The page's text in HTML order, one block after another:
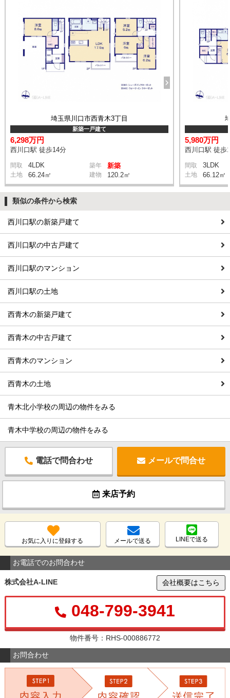
埼玉県川口市西青木3丁目
新築一戸建て
6,298万円
西川口駅 徒歩14分
間取 4LDK 築年 新築
土地 66.24㎡ 建物 120.2㎡
5,980万円
西川口駅 徒歩
間取 3LDK
土地 66.12㎡
類似の条件から検索
西川口駅の新築戸建て
西川口駅の中古戸建て
西川口駅のマンション
西川口駅の土地
西青木の新築戸建て
西青木の中古戸建て
西青木のマンション
西青木の土地
青木北小学校の周辺の物件をみる
青木中学校の周辺の物件をみる
電話で問合わせ メールで問合せ
来店予約
お気に入りに登録する メールで送る LINEで送る
お電話でのお問合わせ
株式会社A-LINE 会社概要はこちら
048-799-3941
物件番号：RHS-000886772
お問合わせ